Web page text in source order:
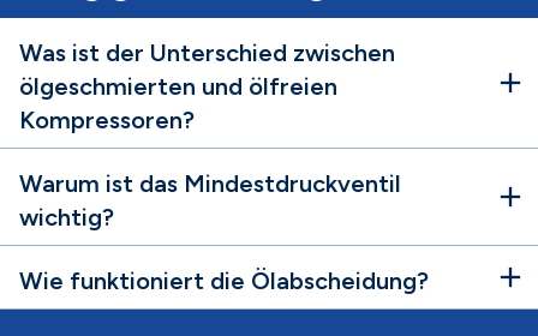
Was ist der Unterschied zwischen
ölgeschmierten und ölfreien
Kompressoren?
Warum ist das Mindestdruckventil
wichtig?
Wie funktioniert die Ölabscheidung?